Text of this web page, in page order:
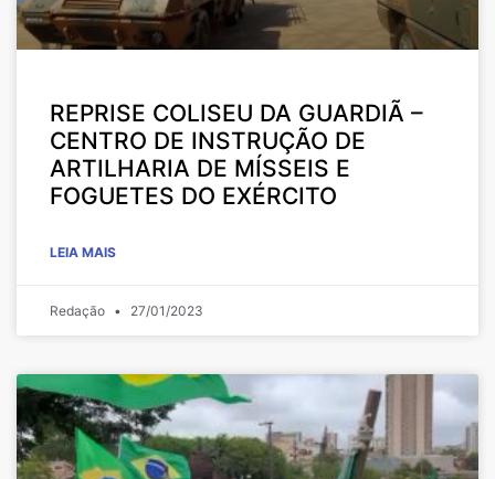
REPRISE COLISEU DA GUARDIÃ –
CENTRO DE INSTRUÇÃO DE
ARTILHARIA DE MÍSSEIS E
FOGUETES DO EXÉRCITO
LEIA MAIS
Redação 27/01/2023